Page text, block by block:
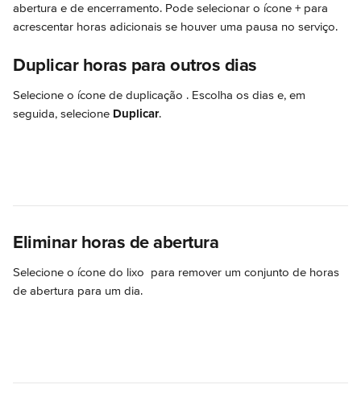
abertura e de encerramento. Pode selecionar o ícone + para
acrescentar horas adicionais se houver uma pausa no serviço.
Duplicar horas para outros dias
Selecione o ícone de duplicação . Escolha os dias e, em
seguida, selecione Duplicar.
Eliminar horas de abertura
Selecione o ícone do lixo para remover um conjunto de horas
de abertura para um dia.